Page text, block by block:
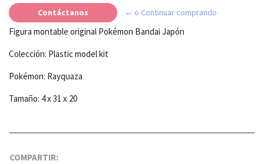
Contáctanos ← o Continuar comprando
Figura montable original Pokémon Bandai Japón
Colección: Plastic model kit
Pokémon: Rayquaza
Tamaño: 4 x 31 x 20
COMPARTIR: